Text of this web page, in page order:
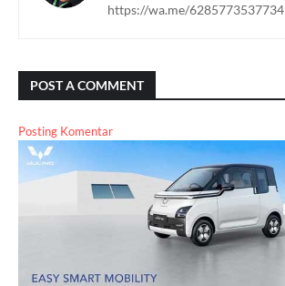
https://wa.me/6285773537734
POST A COMMENT
Posting Komentar